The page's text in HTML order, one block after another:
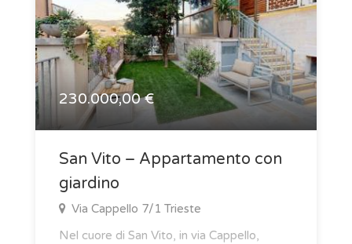
230.000,00 €
San Vito – Appartamento con
giardino
Via Cappello 7/1 Trieste
Nel cuore di San Vito, in via Cappello,